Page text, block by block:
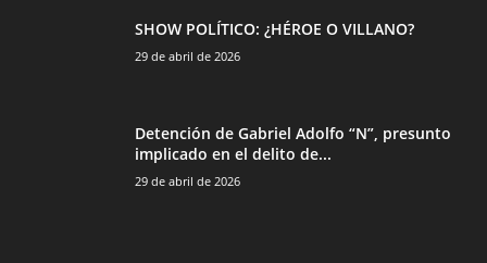
SHOW POLÍTICO: ¿HÉROE O VILLANO?
29 de abril de 2026
Detención de Gabriel Adolfo “N”, presunto
implicado en el delito de...
29 de abril de 2026